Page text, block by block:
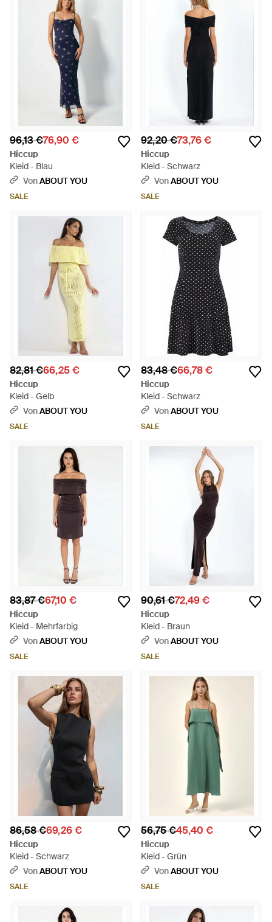
96,13 €76,90 €
Hiccup
Kleid - Blau
VonABOUT YOU
SALE
92,20 €73,76 €
Hiccup
Kleid - Schwarz
VonABOUT YOU
SALE
82,81 €66,25 €
Hiccup
Kleid - Gelb
VonABOUT YOU
SALE
83,48 €66,78 €
Hiccup
Kleid - Schwarz
VonABOUT YOU
SALE
83,87 €67,10 €
Hiccup
Kleid - Mehrfarbig
VonABOUT YOU
SALE
90,61 €72,49 €
Hiccup
Kleid - Braun
VonABOUT YOU
SALE
86,58 €69,26 €
Hiccup
Kleid - Schwarz
VonABOUT YOU
SALE
56,75 €45,40 €
Hiccup
Kleid - Grün
VonABOUT YOU
SALE